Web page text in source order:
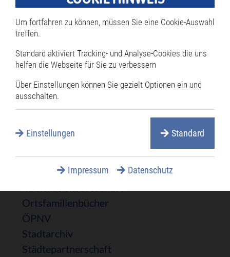
Unsere Stadt
Navigation
überspringen
Philippsburg
Newsarchiv
Anruf-Sammel-Taxi
Freiwillige Feuerwehr
Heimatliteratur
Geschichte
Ortsfamilienbücher
ÖPNV
Stadtarchiv
Städtepartnerschaft
E-Mail: paul.roth@philippsburg.de
Um fortfahren zu können, müssen Sie eine Cookie-Auswahl
treffen.
Standard aktiviert Tracking- und Analyse-Cookies die uns
helfen die Webseite für Sie zu verbessern
Über Einstellungen können Sie gezielt Optionen ein und
ausschalten.
Einstellungen Standard
Impressum Datenschutz